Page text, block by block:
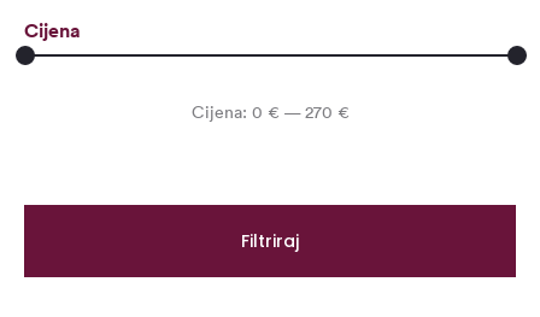
Cijena
Min
Maks
Filtriraj
Cijena: 0 € —270 €